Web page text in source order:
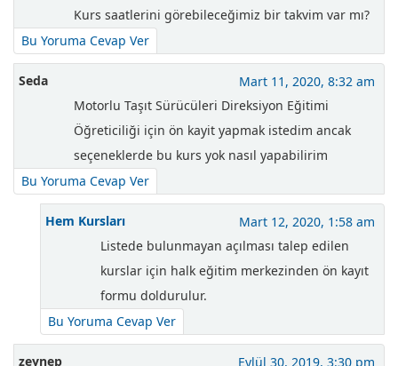
Kurs saatlerini görebileceğimiz bir takvim var mı?
Bu Yoruma Cevap Ver
Seda
Mart 11, 2020, 8:32 am
Motorlu Taşıt Sürücüleri Direksiyon Eğitimi
Öğreticiliği için ön kayit yapmak istedim ancak
seçeneklerde bu kurs yok nasıl yapabilirim
Bu Yoruma Cevap Ver
Hem Kursları
Mart 12, 2020, 1:58 am
Listede bulunmayan açılması talep edilen
kurslar için halk eğitim merkezinden ön kayıt
formu doldurulur.
Bu Yoruma Cevap Ver
zeynep
Eylül 30, 2019, 3:30 pm